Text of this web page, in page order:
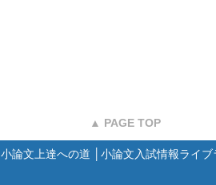
▲ PAGE TOP
小論文上達への道
小論文入試情報ライブ